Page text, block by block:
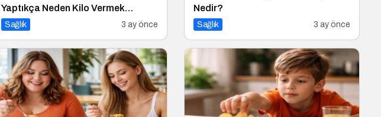
Yaptıkça Neden Kilo Vermek
Zorlaşır?
Sağlık 3 ay önce
Nedir?
Sağlık 3 ay önce